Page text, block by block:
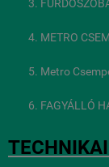
METRO
Metro
FAGYÁLLÓ